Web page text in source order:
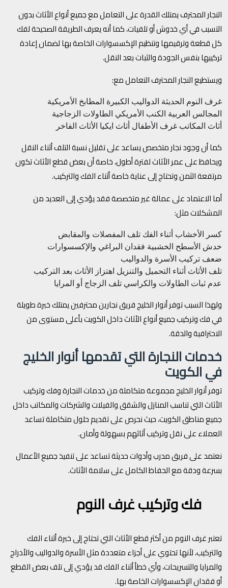
النجار المحترف يمتلك القدرة على التعامل مع جميع أنواع الأثاث بدون
التسبب في أي خدوش أو تلفيات، كما أنه يعرف الطريقة الصحيحة لفك
كل قطعة وترقيمها وتنظيم الإكسسوارات الخاصة بها لضمان إعادة
تركيبها بنفس الجودة والثبات بعد النقل.
ويستطيع النجار المحترف التعامل مع:
غرف النوم الحديثة الدواليب الكبيرة المطابخ الأمريكية
المجالس العربية الكنب الأمريكي الطاولات الزجاجية
أثاث المكاتب غرف الأطفال أثاث ايكيا الأثاث الفاخر
كما أن وجود نجار متخصص يساعد على تقليل نسبة التلف أثناء النقل
ويحافظ على عمر الأثاث لفترة أطول، خاصة أن بعض قطع الأثاث تكون
مرتفعة الثمن وتحتاج إلى عناية خاصة أثناء الفك والتركيب.
أما الاعتماد على عمالة غير متخصصة فقد يؤدي إلى العديد من
المشكلات مثل:
كسر الأخشاب أثناء الفك تلف المفصلات والمقابض
خدش الأسطح الخشبية فقدان البراغي والإكسسوارات
ضعف تركيب الأسرة والدواليب
تلف الأثاث أثناء التحميل والتنزيل اهتزاز الأثاث بعد التركيب
عدم ثبات الطاولات والكراسي تلف الزجاج أو المرايا
ولهذا السبب توفر أنوار الخليج فريق نجارين محترفين يمتلك خبرة طويلة
في فك وتركيب جميع أنواع الأثاث داخل الكويت بأعلى مستوى من
الاحترافية والدقة.
خدمات النجارة التي تقدمها أنوار الخليج
في الكويت
توفر أنوار الخليج مجموعة متكاملة من خدمات النجارة وفك وتركيب
الأثاث التي تناسب المنازل والشقق والفيلات والشركات والمكاتب داخل
جميع مناطق الكويت، حيث نحرص على تقديم حلول متكاملة تساعد
العملاء على نقل وتركيب أثاثهم بسهولة وأمان.
نعتمد على فريق مدرب وأدوات حديثة تساعد على تنفيذ جميع الأعمال
بسرعة ودقة مع الحفاظ الكامل على سلامة الأثاث.
فك وتركيب غرف النوم
تعتبر غرف النوم من أكثر قطع الأثاث التي تحتاج إلى خبرة أثناء الفك
والتركيب، لأنها تحتوي على أجزاء متعددة مثل الأسرة والدواليب والأدراج
والمرايا والتسريحات، وأي خطأ أثناء الفك قد يؤدي إلى تلف بعض القطع
أو فقدان الإكسسوارات الخاصة بها.